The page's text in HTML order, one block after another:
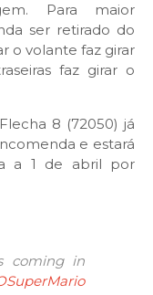
Para maior
ser retirado do
o volante faz girar
faz girar o
8 (72050) já
e estará
a 1 de abril por
coming in